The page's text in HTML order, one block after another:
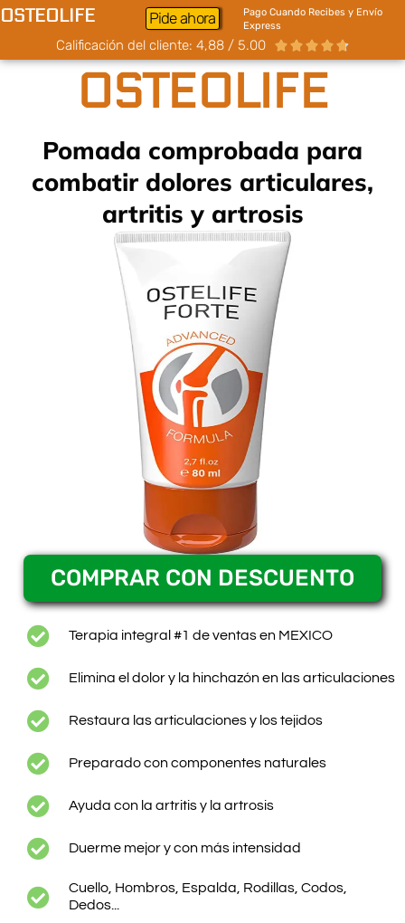
OSTEOLIFE Pide ahora
Pago Cuando Recibes y Envío
Express
Calificación del cliente: 4,88 / 5.00     
OSTEOLIFE
Pomada comprobada para
combatir dolores articulares,
artritis y artrosis
COMPRAR CON DESCUENTO
Terapia integral #1 de ventas en MEXICO
Elimina el dolor y la hinchazón en las articulaciones
Restaura las articulaciones y los tejidos
Preparado con componentes naturales
Ayuda con la artritis y la artrosis
Duerme mejor y con más intensidad
Cuello, Hombros, Espalda, Rodillas, Codos,
Dedos...